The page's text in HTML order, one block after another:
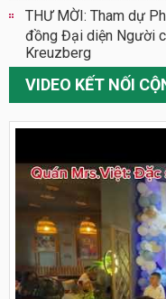
THƯ MỜI: Tham dự
đồng Đại diện Người
Kreuzberg
VIDEO KẾT NỐI